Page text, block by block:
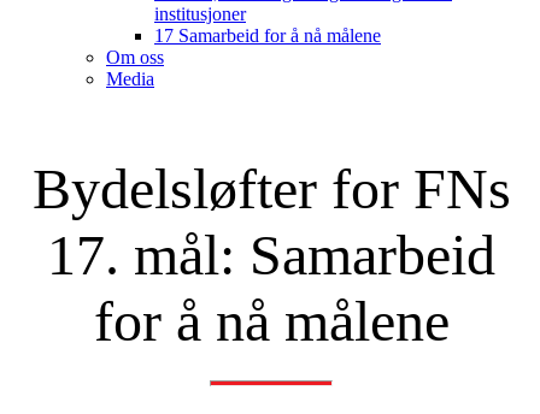
institusjoner
17 Samarbeid for å nå målene
Om oss
Media
Bydelsløfter for FNs
17. mål: Samarbeid
for å nå målene